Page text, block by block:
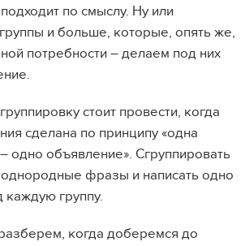
по смыслу. Ну или
и больше, которые, опять же,
потребности – делаем под них
стоит провести, когда
сделана по принципу «одна
одно объявление». Сгруппировать
фразы и написать одно
группу.
когда доберемся до